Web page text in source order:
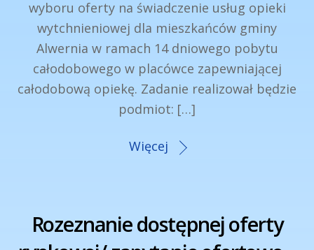
wyboru oferty na świadczenie usług opieki
wytchnieniowej dla mieszkańców gminy
Alwernia w ramach 14 dniowego pobytu
całodobowego w placówce zapewniającej
całodobową opiekę. Zadanie realizował będzie
podmiot: […]
Więcej
Rozeznanie dostępnej oferty